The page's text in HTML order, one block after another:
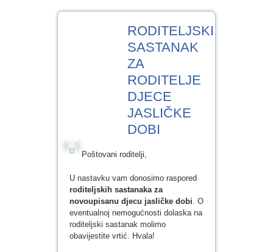
RODITELJSKI
SASTANAK
ZA
RODITELJE
DJECE
JASLIČKE
DOBI
Poštovani roditelji,
U nastavku vam donosimo raspored
roditeljskih sastanaka za
novoupisanu djecu jasličke dobi . O
eventualnoj nemogućnosti dolaska na
roditeljski sastanak molimo
obavijestite vrtić. Hvala!